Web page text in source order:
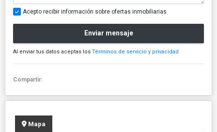
Acepto recibir información sobre ofertas inmobiliarias
Enviar mensaje
Al enviar tus datos aceptas los Términos de servicio y privacidad
Compartir:
Mapa